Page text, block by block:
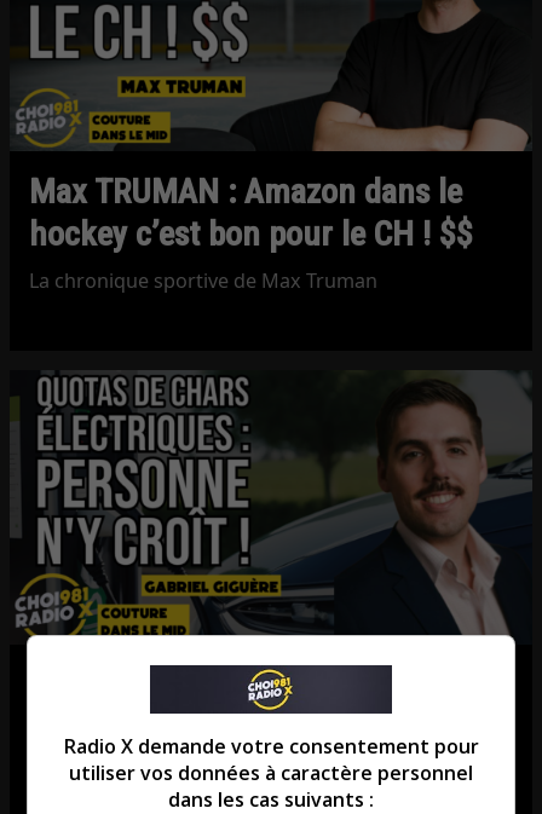
Max TRUMAN : Amazon dans le
hockey c’est bon pour le CH ! $$
La chronique sportive de Max Truman
GAB GIGUÈRE : Quotas de chars
électriques, PERSONNE n’y croît !
Chronique de Gabriel Giguère de l’IEDM
Radio X demande votre consentement pour
utiliser vos données à caractère personnel
dans les cas suivants :